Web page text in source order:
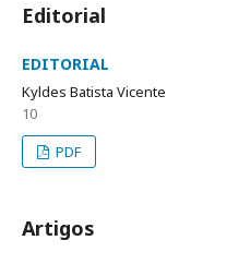
Editorial
EDITORIAL
Kyldes Batista Vicente
10
PDF
Artigos